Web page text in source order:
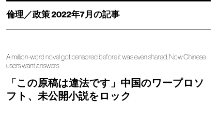
倫理／政策 2022年7月の記事
A million-word novel got censored before it was even shared. Now Chinese
users want answers.
「この原稿は違法です」中国のワープロソ
フト、未公開小説をロック